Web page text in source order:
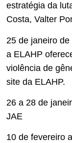
estratégia da
Costa, Valter
25 de janeiro
a ELAHP
violência de
site da ELAHP.
26 a 28 de
JAE
10 de fevereiro